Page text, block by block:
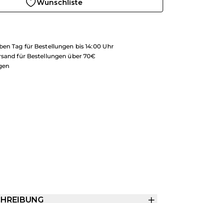
Wunschliste
Tag für Bestellungen bis 14:00 Uhr
für Bestellungen über 70€